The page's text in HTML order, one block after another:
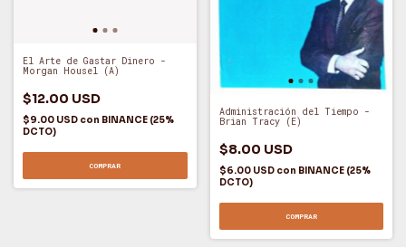
El Arte de Gastar Dinero -
Morgan Housel (A)
$12.00 USD
$9.00 USD con BINANCE (25%
DCTO)
COMPRAR
Administración del Tiempo -
Brian Tracy (E)
$8.00 USD
$6.00 USD con BINANCE (25%
DCTO)
COMPRAR